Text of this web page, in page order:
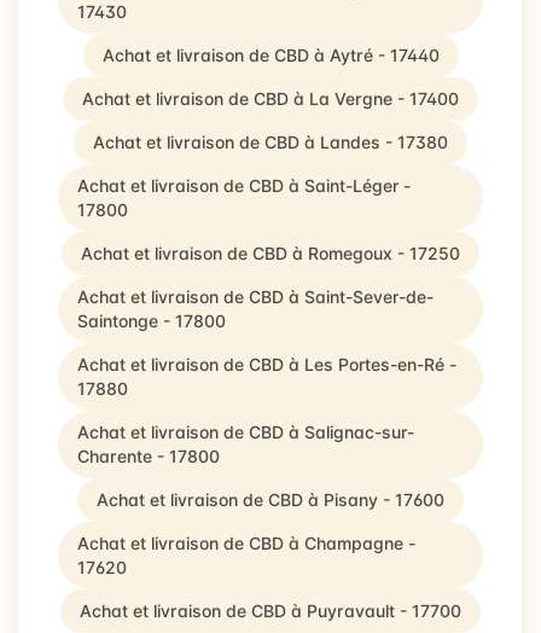
17430
Achat et livraison de CBD à Aytré - 17440
Achat et livraison de CBD à La Vergne - 17400
Achat et livraison de CBD à Landes - 17380
Achat et livraison de CBD à Saint-Léger -
17800
Achat et livraison de CBD à Romegoux - 17250
Achat et livraison de CBD à Saint-Sever-de-
Saintonge - 17800
Achat et livraison de CBD à Les Portes-en-Ré -
17880
Achat et livraison de CBD à Salignac-sur-
Charente - 17800
Achat et livraison de CBD à Pisany - 17600
Achat et livraison de CBD à Champagne -
17620
Achat et livraison de CBD à Puyravault - 17700